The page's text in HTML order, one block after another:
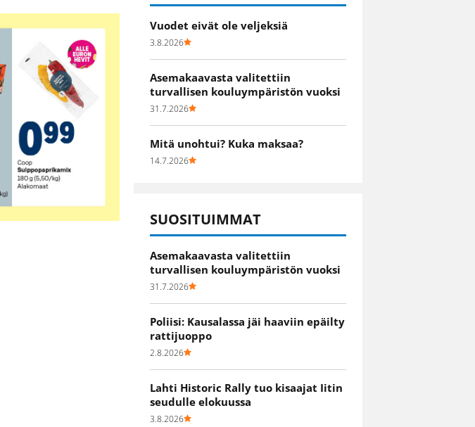
Vuodet eivät ole veljeksiä
3.8.2026
Asemakaavasta valitettiin
turvallisen kouluympäristön vuoksi
31.7.2026
Mitä unohtui? Kuka maksaa?
14.7.2026
SUOSITUIMMAT
Asemakaavasta valitettiin
turvallisen kouluympäristön vuoksi
31.7.2026
Poliisi: Kausalassa jäi haaviin epäilty
rattijuoppo
2.8.2026
Lahti Historic Rally tuo kisaajat Iitin
seudulle elokuussa
3.8.2026